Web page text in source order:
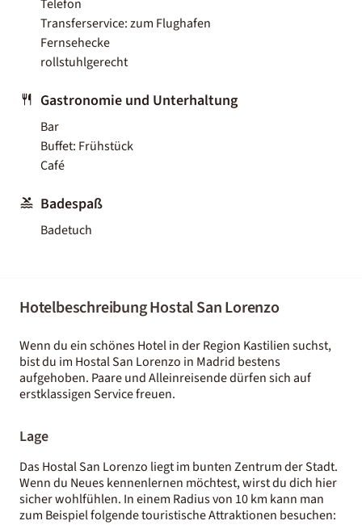
Telefon
Transferservice: zum Flughafen
Fernsehecke
rollstuhlgerecht
Gastronomie und Unterhaltung
Bar
Buffet: Frühstück
Café
Badespaß
Badetuch
Hotelbeschreibung Hostal San Lorenzo
Wenn du ein schönes Hotel in der Region Kastilien suchst,
bist du im Hostal San Lorenzo in Madrid bestens
aufgehoben. Paare und Alleinreisende dürfen sich auf
erstklassigen Service freuen.
Lage
Das Hostal San Lorenzo liegt im bunten Zentrum der Stadt.
Wenn du Neues kennenlernen möchtest, wirst du dich hier
sicher wohlfühlen. In einem Radius von 10 km kann man
zum Beispiel folgende touristische Attraktionen besuchen: